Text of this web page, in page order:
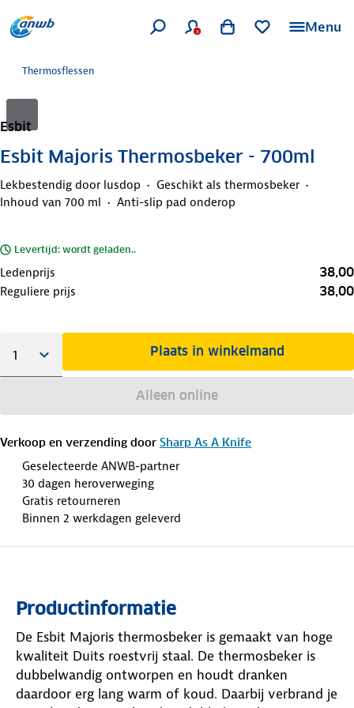
Menu
Thermosflessen
Esbit
Esbit Majoris Thermosbeker - 700ml
Lekbestendig door lusdop
Geschikt als thermosbeker
Inhoud van 700 ml
Anti-slip pad onderop
Levertijd: wordt geladen..
Ledenprijs 38,00
Reguliere prijs 38,00
Plaats in winkelmand
Alleen online
Verkoop en verzending door Sharp As A Knife
Geselecteerde ANWB-partner
30 dagen heroverweging
Gratis retourneren
Binnen 2 werkdagen geleverd
Productinformatie
De Esbit Majoris thermosbeker is gemaakt van hoge
kwaliteit Duits roestvrij staal. De thermosbeker is
dubbelwandig ontworpen en houdt dranken
daardoor erg lang warm of koud. Daarbij verbrand je